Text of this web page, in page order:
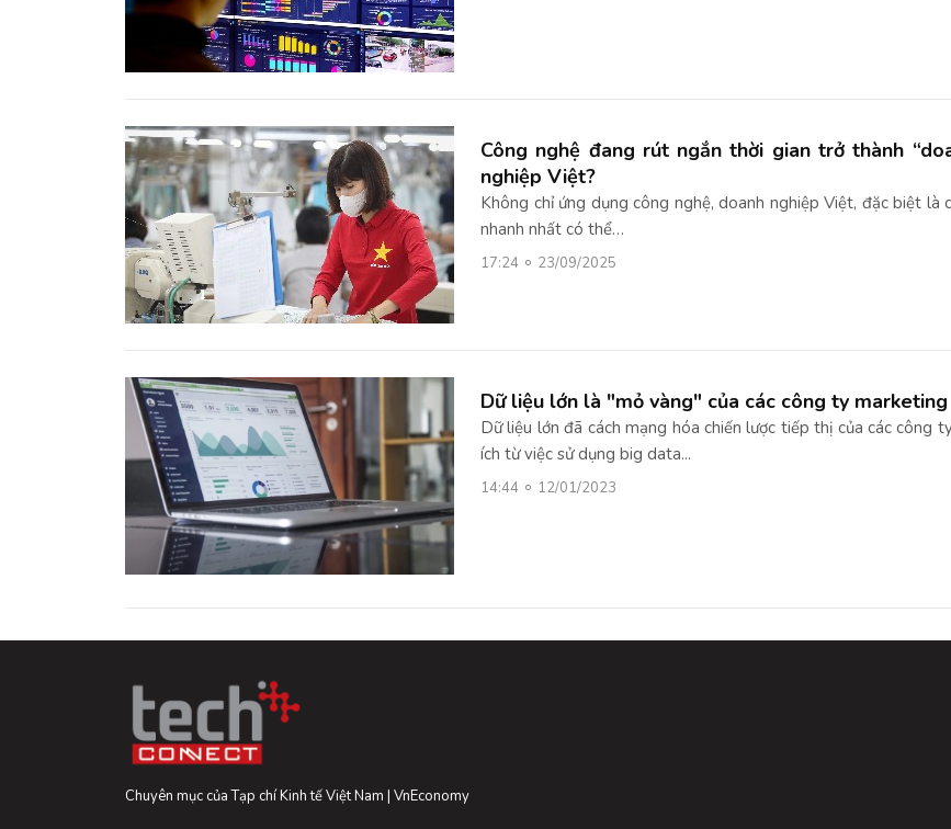
Công nghệ đang rút ngắn thời gian trở thành
nghiệp Việt?
Không chỉ ứng dụng công nghệ, doanh nghiệp Việt, đặc biệt
nhanh nhất có thể…
17:24 23/09/2025
Dữ liệu lớn là "mỏ vàng" của các công ty marketing
Dữ liệu lớn đã cách mạng hóa chiến lược tiếp thị của các công
ích từ việc sử dụng big data...
14:44 12/01/2023
Chuyên mục của Tạp chí Kinh tế Việt Nam | VnEconomy